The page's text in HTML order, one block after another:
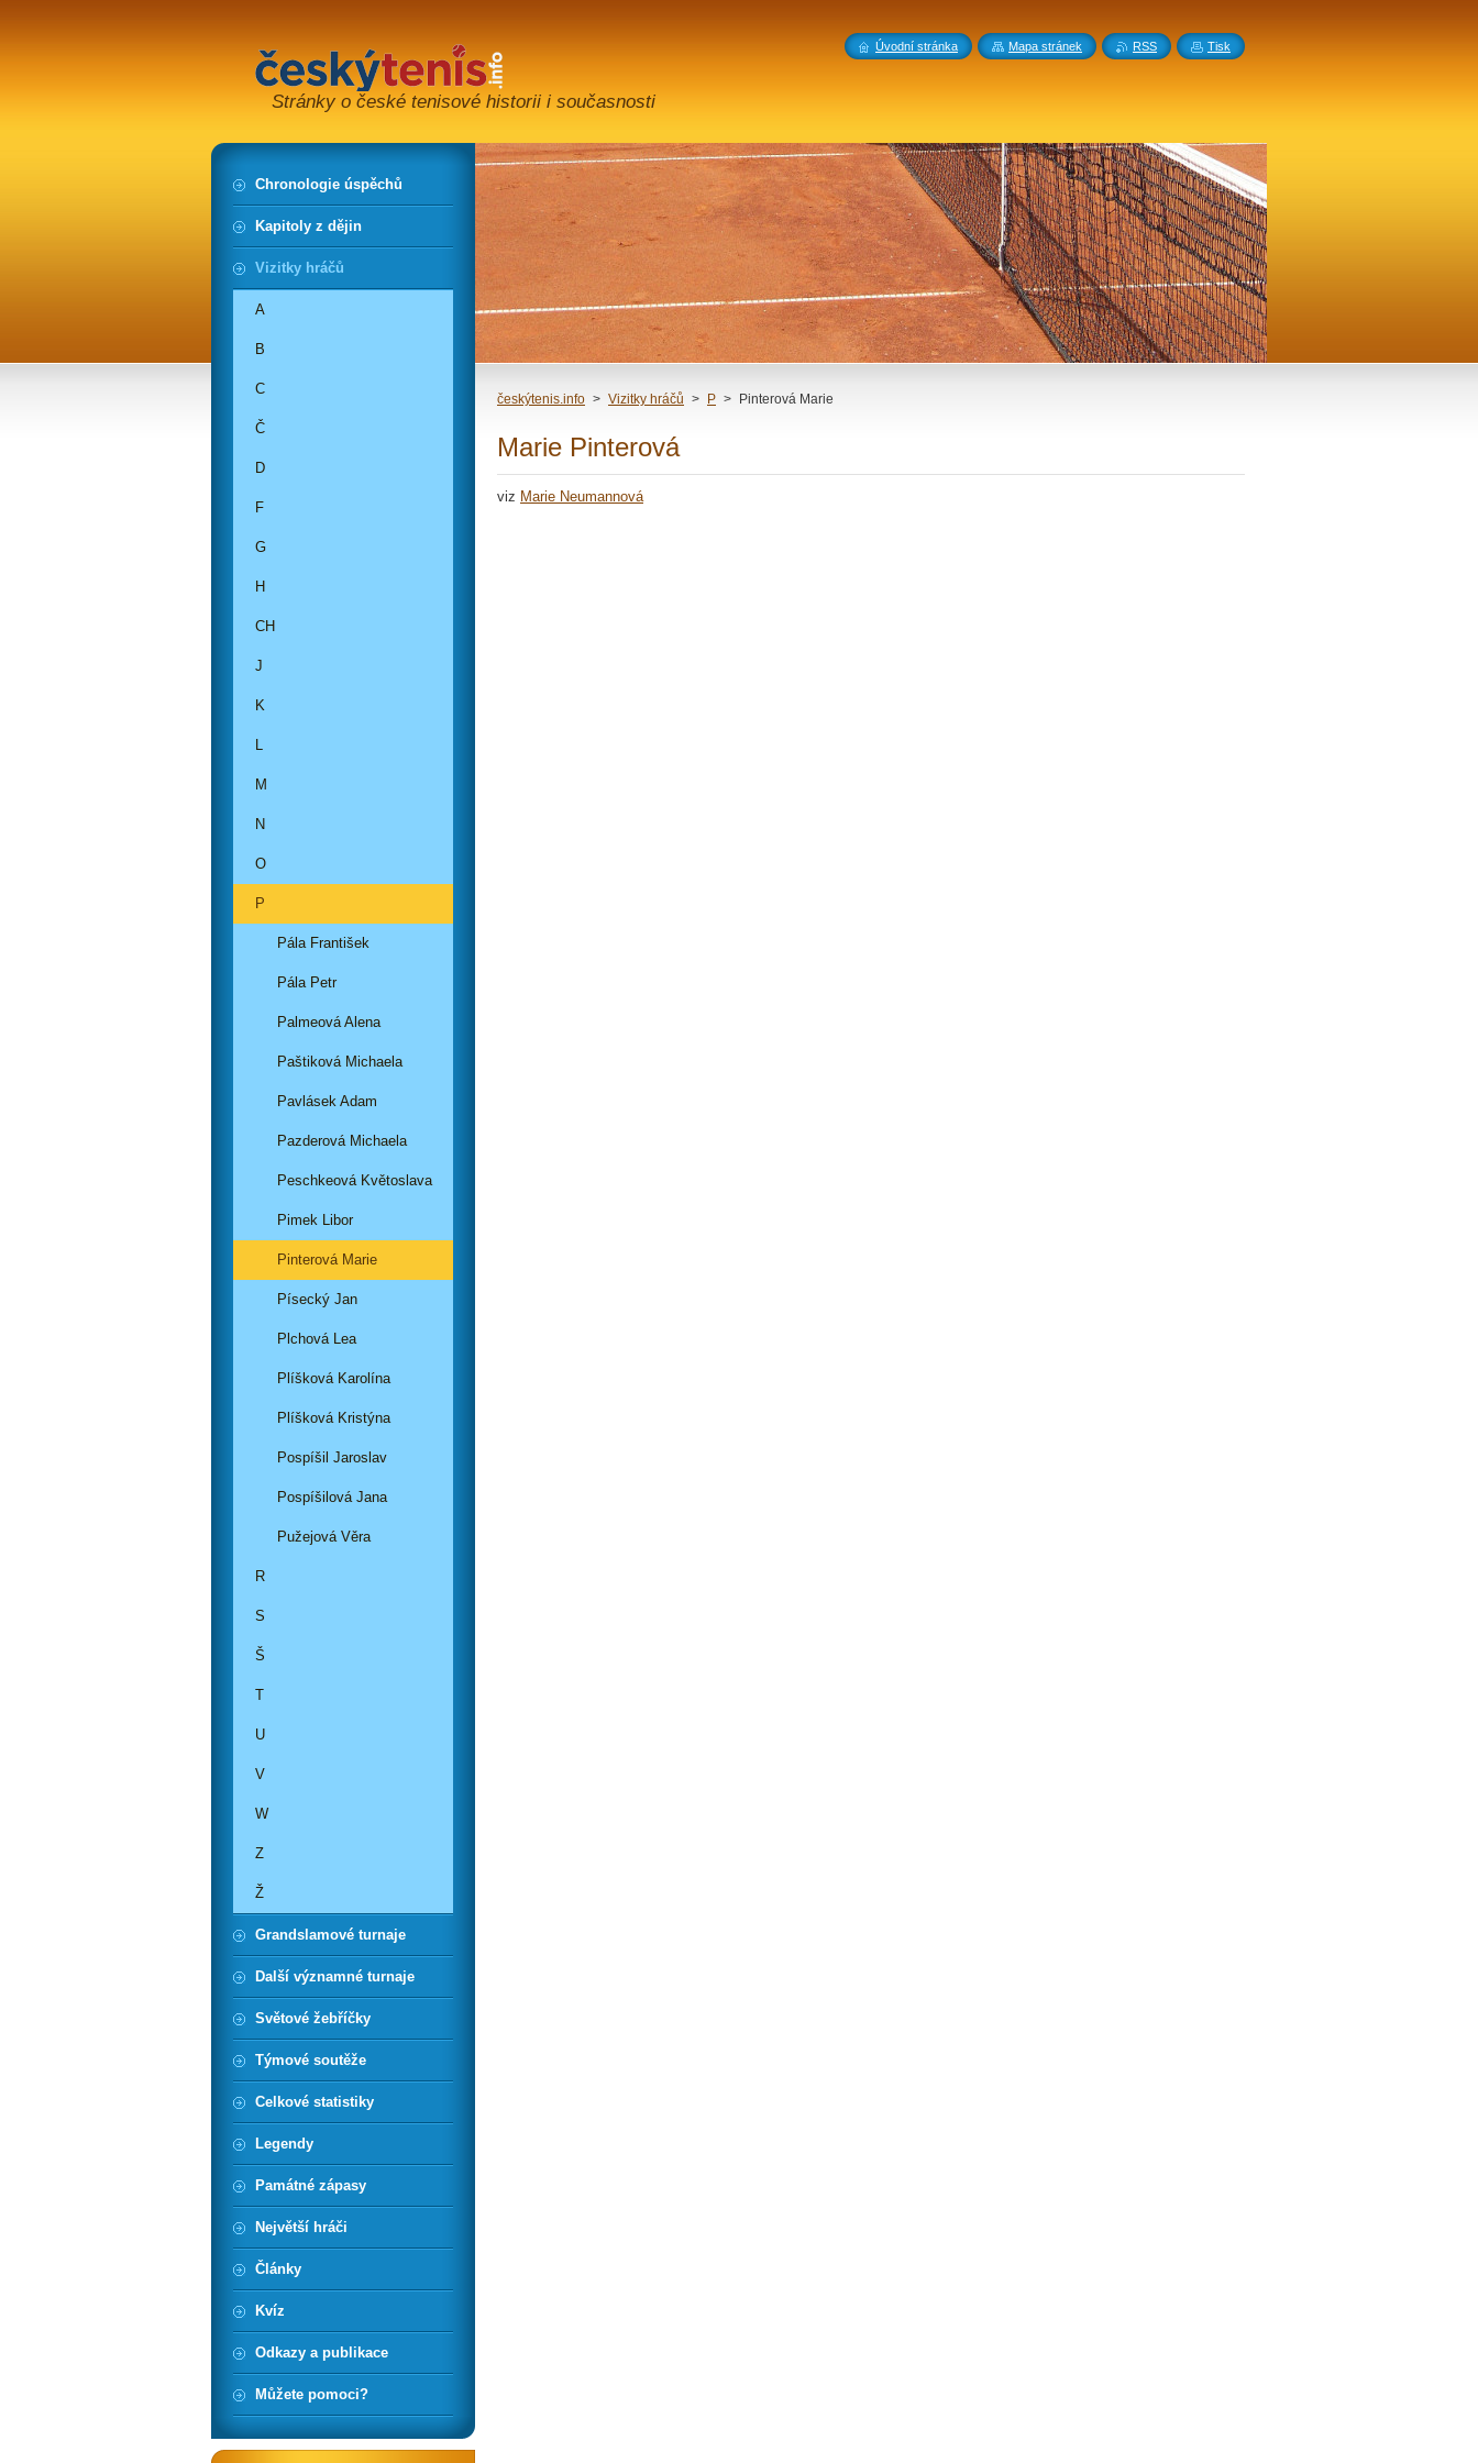
Stránky o české tenisové historii i současnosti
českýtenis.info > Vizitky hráčů > P > Pinterová Marie
Marie Pinterová
viz Marie Neumannová
Chronologie úspěchů
Kapitoly z dějin
Vizitky hráčů
A
B
C
Č
D
F
G
H
CH
J
K
L
M
N
O
P
Pála František
Pála Petr
Palmeová Alena
Paštiková Michaela
Pavlásek Adam
Pazderová Michaela
Peschkeová Květoslava
Pimek Libor
Pinterová Marie
Písecký Jan
Plchová Lea
Plíšková Karolína
Plíšková Kristýna
Pospíšil Jaroslav
Pospíšilová Jana
Pužejová Věra
R
S
Š
T
U
V
W
Z
Ž
Grandslamové turnaje
Další významné turnaje
Světové žebříčky
Týmové soutěže
Celkové statistiky
Legendy
Památné zápasy
Největší hráči
Články
Kvíz
Odkazy a publikace
Můžete pomoci?
Úvodní stránka Mapa stránek RSS Tisk